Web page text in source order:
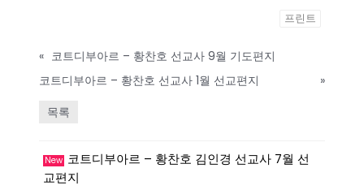
프린트
« 코트디부아르 – 황찬호 선교사 9월 기도편지
코트디부아르 – 황찬호 선교사 1월 선교편지
»
목록
New 코트디부아르 – 황찬호 김인경 선교사 7월 선
교편지